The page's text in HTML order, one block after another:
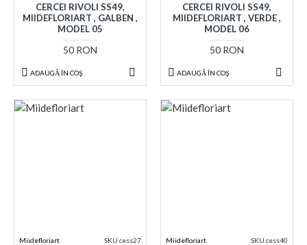
CERCEI RIVOLI SS49,
MIIDEFLORIART , GALBEN ,
MODEL 05
50 RON
ADAUGĂ ÎN COŞ
CERCEI RIVOLI SS49,
MIIDEFLORIART , VERDE ,
MODEL 06
50 RON
ADAUGĂ ÎN COŞ
Miidefloriart SKU cess27 Miidefloriart SKU cess40